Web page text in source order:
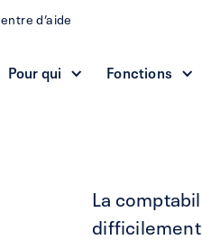
d’aide
Pour qui Fonctions
La